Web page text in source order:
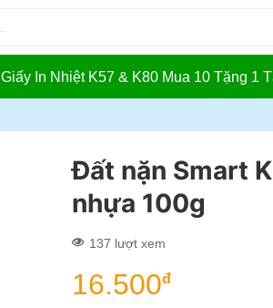
Giấy In Nhiệt K57 & K80 Mua 10 Tặng 1
Đất nặn Smart
nhựa 100g
137 lượt xem
16.500đ